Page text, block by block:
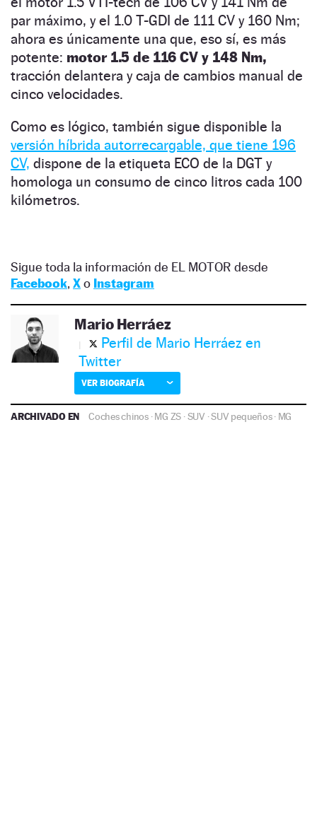
par máximo, y el 1.0 T-GDI de 111 CV y 160 Nm;
ahora es únicamente una que, eso sí, es más
potente: motor 1.5 de 116 CV y 148 Nm,
tracción delantera y caja de cambios manual de
cinco velocidades.
Como es lógico, también sigue disponible la
versión híbrida autorrecargable, que tiene 196
CV, dispone de la etiqueta ECO de la DGT y
homologa un consumo de cinco litros cada 100
kilómetros.
Sigue toda la información de EL MOTOR desde
Facebook, Xo Instagram
Mario Herráez
Perfil de Mario Herráez en
Twitter
VER BIOGRAFÍA
ARCHIVADO EN Coches chinos ·MG ZS ·SUV ·SUV pequeños· MG